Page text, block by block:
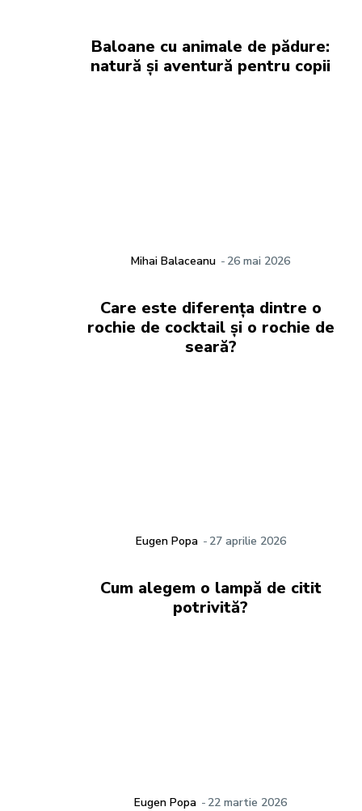
Baloane cu animale de pădure:
natură și aventură pentru copii
Mihai Balaceanu - 26 mai 2026
Care este diferența dintre o
rochie de cocktail și o rochie de
seară?
Eugen Popa - 27 aprilie 2026
Cum alegem o lampă de citit
potrivită?
Eugen Popa - 22 martie 2026